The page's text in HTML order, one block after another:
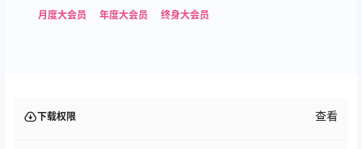
月度大会员
年度大会员 终身大会员
下载权限 查看